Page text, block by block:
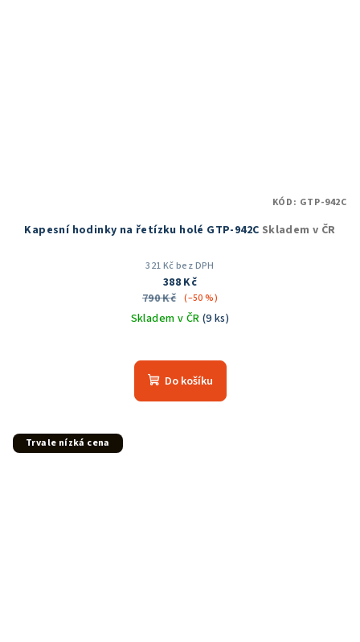
Kapesní hodinky na řetízku holé GTP-942C Skladem v ČR
321 Kč bez DPH
388 Kč
790 Kč (–50 %)
Skladem v ČR (9 ks)
Do košíku
KÓD: GTP-942C
Trvale nízká cena